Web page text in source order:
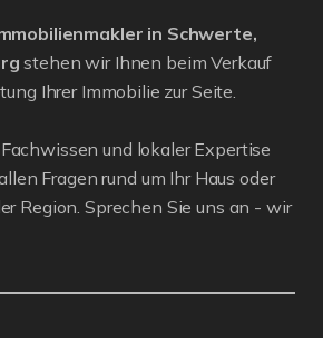
in Schwerte,
stehen wir Ihnen beim Verkauf
Ihrer Immobilie zur Seite.
und lokaler Expertise
Fragen rund um Ihr Haus oder
Region. Sprechen Sie uns an - wir